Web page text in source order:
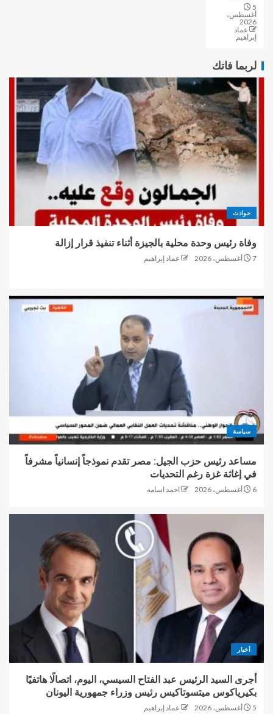
5
أغسطس،
2026
عماد
إبراهيم
لربما فاتك
حوادث
وفاة رئيس وحدة محلية بالجيزة أثناء تنفيذ قرار إزالة
7 أغسطس، 2026 عماد إبراهيم
سياسة
مساعد رئيس حزب الجيل: مصر تقدم نموذجاً إنسانياً مشرفاً
في إغاثة غزة رغم التحديات
6 أغسطس، 2026 احمد اسامه
أخبار
أجرى السيد الرئيس عبد الفتاح السيسي، اليوم، اتصالًا هاتفيًا
بكيرياكوس ميتسوتاكيس رئيس وزراء جمهورية اليونان
5 أغسطس، 2026 عماد إبراهيم